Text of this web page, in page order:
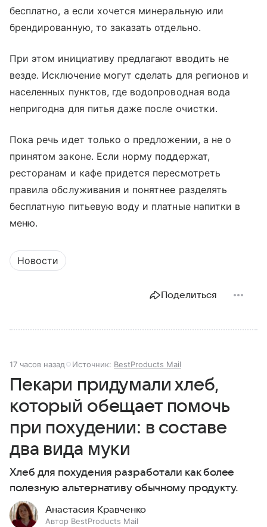
бесплатно, а если хочется минеральную или
брендированную, то заказать отдельно.
При этом инициативу предлагают вводить не
везде. Исключение могут сделать для регионов и
населенных пунктов, где водопроводная вода
непригодна для питья даже после очистки.
Пока речь идет только о предложении, а не о
принятом законе. Если норму поддержат,
ресторанам и кафе придется пересмотреть
правила обслуживания и понятнее разделять
бесплатную питьевую воду и платные напитки в
меню.
Новости
Поделиться
17 часов назад Источник: BestProducts Mail
Пекари придумали хлеб,
который обещает помочь
при похудении: в составе
два вида муки
Хлеб для похудения разработали как более
полезную альтернативу обычному продукту.
Анастасия Кравченко
Автор BestProducts Mail